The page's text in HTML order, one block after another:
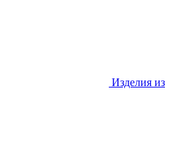
Изделия из